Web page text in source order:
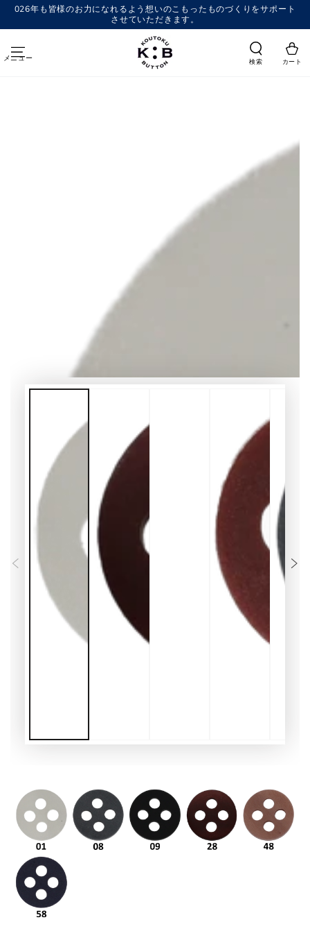
コンテンツにスキッ
026年も皆様のお力になれるよう想いのこもったものづくりをサポート
させていただきます。
メニュー 検索 カート